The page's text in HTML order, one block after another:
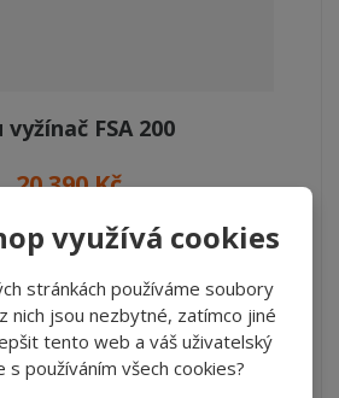
využívá cookies
stránkách používáme soubory
nich jsou nezbytné, zatímco jiné
tento web a váš uživatelský
s používáním všech cookies?
vyžínač FSA 200
20 390 Kč
POPTAT
SKLADEM
V Výkon 2 kW